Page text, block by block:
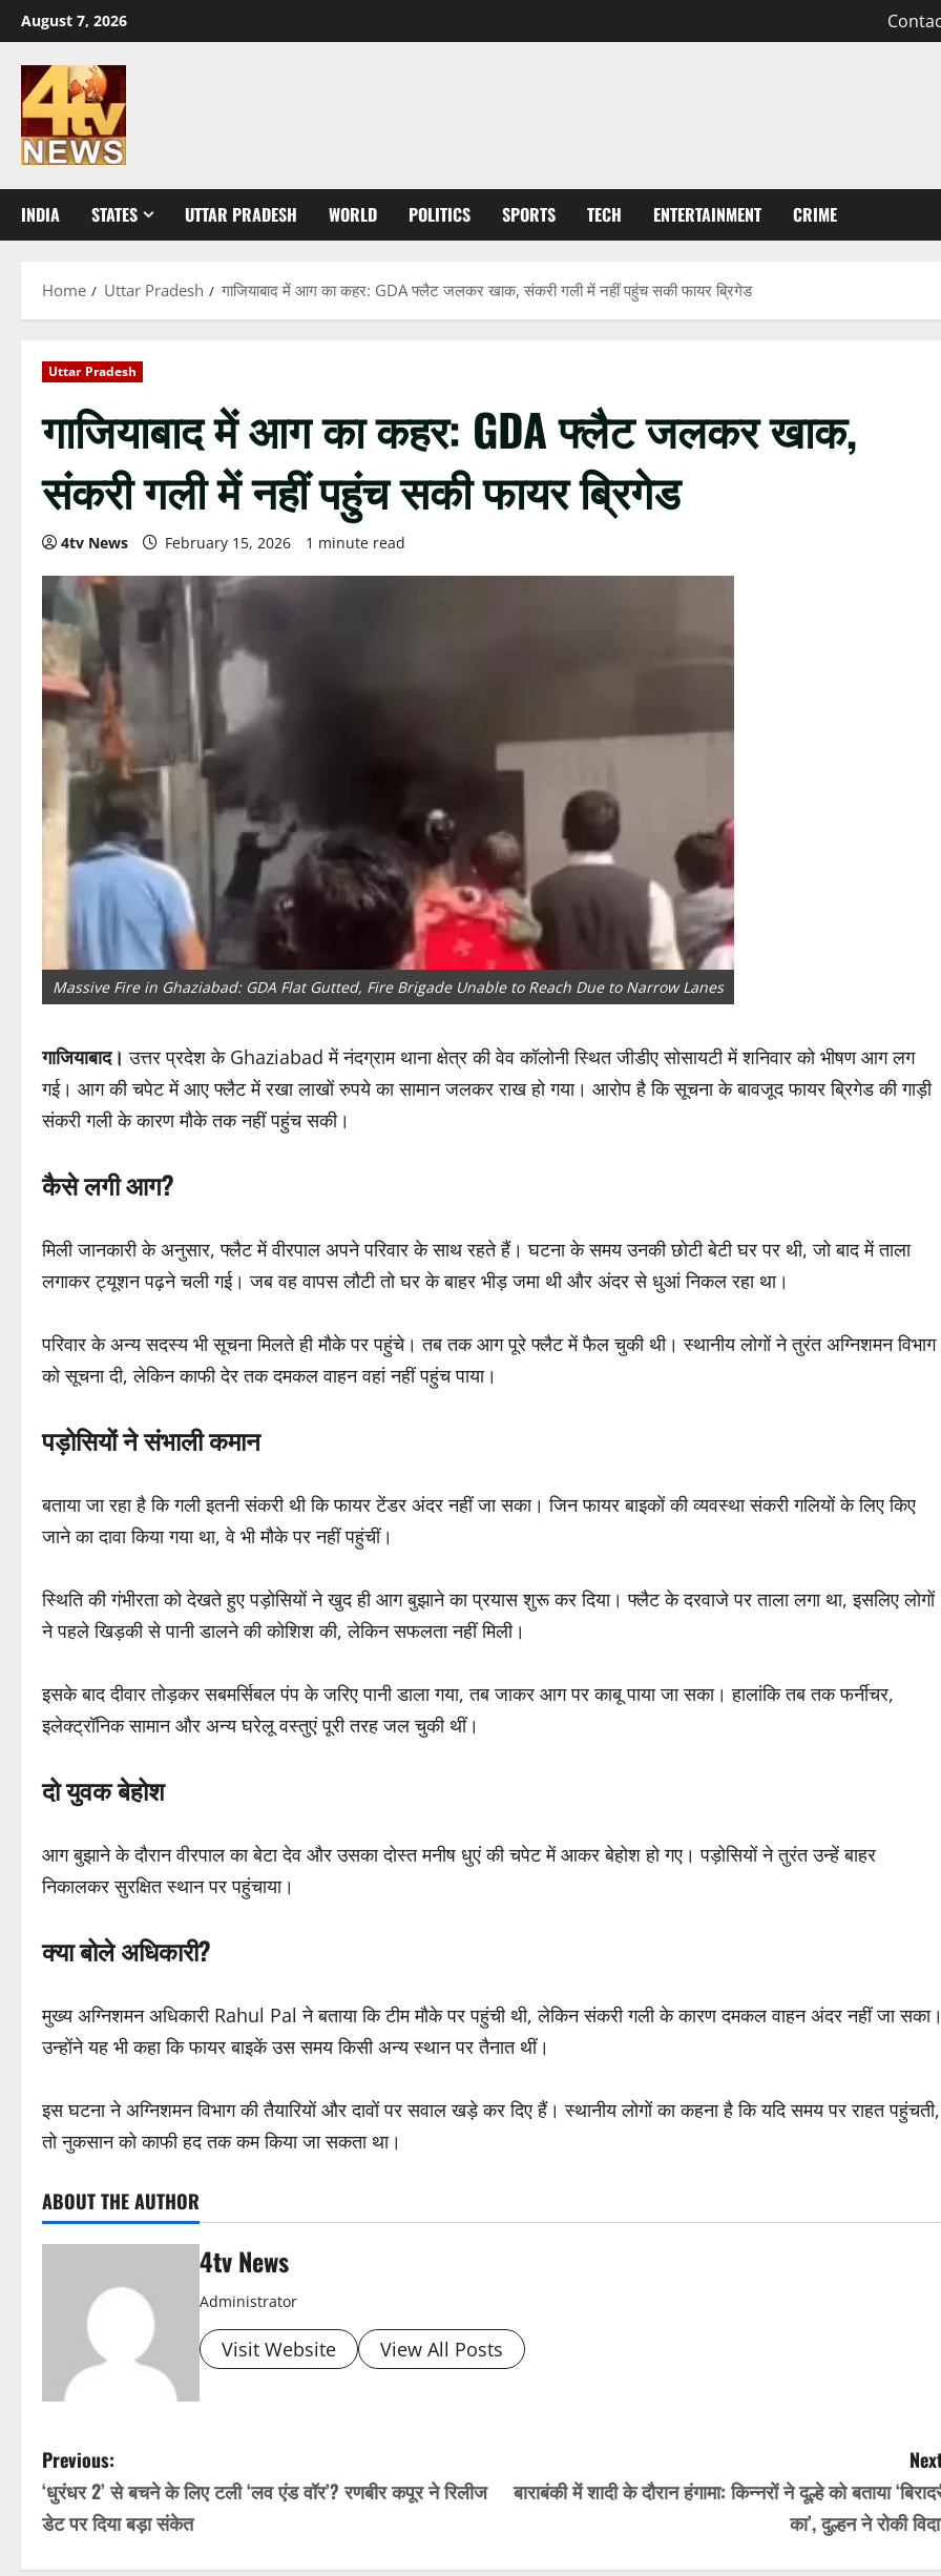
Skip
to
content
August 7, 2026
INDIA STATES UTTAR PRADESH WORLD POLITICS SPORTS TECH ENTERTAINMENT CRIME
Home Uttar Pradesh गाजियाबाद में आग का कहर: GDA फ्लैट जलकर खाक, संकरी गली में नहीं पहुंच सकी फायर ब्रिगेड
Uttar Pradesh
गाजियाबाद में आग का कहर: GDA फ्लैट जलकर खाक,
संकरी गली में नहीं पहुंच सकी फायर ब्रिगेड
4tv News February 15, 2026 1 minute read
Massive Fire in Ghaziabad: GDA Flat Gutted, Fire Brigade Unable to Reach Due to Narrow Lanes
गाजियाबाद। उत्तर प्रदेश के Ghaziabad में नंदग्राम थाना क्षेत्र की वेव कॉलोनी स्थित जीडीए सोसायटी में शनिवार को भीषण आग लग
गई। आग की चपेट में आए फ्लैट में रखा लाखों रुपये का सामान जलकर राख हो गया। आरोप है कि सूचना के बावजूद फायर ब्रिगेड की गाड़ी
संकरी गली के कारण मौके तक नहीं पहुंच सकी।
कैसे लगी आग?
मिली जानकारी के अनुसार, फ्लैट में वीरपाल अपने परिवार के साथ रहते हैं। घटना के समय उनकी छोटी बेटी घर पर थी, जो बाद में ताला
लगाकर ट्यूशन पढ़ने चली गई। जब वह वापस लौटी तो घर के बाहर भीड़ जमा थी और अंदर से धुआं निकल रहा था।
परिवार के अन्य सदस्य भी सूचना मिलते ही मौके पर पहुंचे। तब तक आग पूरे फ्लैट में फैल चुकी थी। स्थानीय लोगों ने तुरंत अग्निशमन विभाग
को सूचना दी, लेकिन काफी देर तक दमकल वाहन वहां नहीं पहुंच पाया।
पड़ोसियों ने संभाली कमान
बताया जा रहा है कि गली इतनी संकरी थी कि फायर टेंडर अंदर नहीं जा सका। जिन फायर बाइकों की व्यवस्था संकरी गलियों के लिए किए
जाने का दावा किया गया था, वे भी मौके पर नहीं पहुंचीं।
स्थिति की गंभीरता को देखते हुए पड़ोसियों ने खुद ही आग बुझाने का प्रयास शुरू कर दिया। फ्लैट के दरवाजे पर ताला लगा था, इसलिए लोगों
ने पहले खिड़की से पानी डालने की कोशिश की, लेकिन सफलता नहीं मिली।
इसके बाद दीवार तोड़कर सबमर्सिबल पंप के जरिए पानी डाला गया, तब जाकर आग पर काबू पाया जा सका। हालांकि तब तक फर्नीचर,
इलेक्ट्रॉनिक सामान और अन्य घरेलू वस्तुएं पूरी तरह जल चुकी थीं।
दो युवक बेहोश
आग बुझाने के दौरान वीरपाल का बेटा देव और उसका दोस्त मनीष धुएं की चपेट में आकर बेहोश हो गए। पड़ोसियों ने तुरंत उन्हें बाहर
निकालकर सुरक्षित स्थान पर पहुंचाया।
क्या बोले अधिकारी?
मुख्य अग्निशमन अधिकारी Rahul Pal ने बताया कि टीम मौके पर पहुंची थी, लेकिन संकरी गली के कारण दमकल वाहन अंदर नहीं जा
उन्होंने यह भी कहा कि फायर बाइकें उस समय किसी अन्य स्थान पर तैनात थीं।
इस घटना ने अग्निशमन विभाग की तैयारियों और दावों पर सवाल खड़े कर दिए हैं। स्थानीय लोगों का कहना है कि यदि समय पर राहत पहुंचती,
तो नुकसान को काफी हद तक कम किया जा सकता था।
ABOUT THE AUTHOR
4tv News
Administrator
Visit Website View All Posts
P
o
Previous:
‘धुरंधर 2’ से बचने के लिए टली ‘लव एंड वॉर’? रणबीर कपूर ने रिलीज
डेट पर दिया बड़ा संकेत
बाराबंकी में शादी के दौरान हंगामा: किन्नरों ने दूल्हे को बताया
का’, दुल्हन ने रोकी